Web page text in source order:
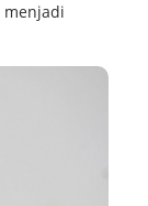
menjadi